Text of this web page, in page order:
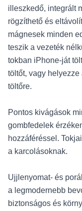
illeszkedő, integrált
rögzíthető és
mágnesek minden
teszik a vezeték
tokban iPhone-ját
töltőt, vagy
töltőre.
Pontos kivágások
gombfedelek
hozzáféréssel.
a karcolásoknak.
Ujjlenyomat- és
a legmodernebb
biztonságos és